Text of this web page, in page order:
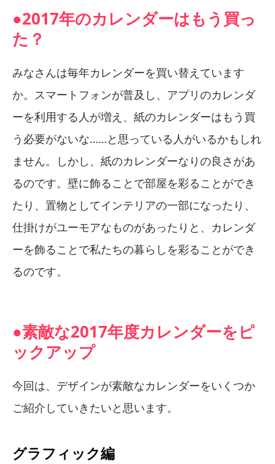
●2017年のカレンダーはもう買っ
た？
みなさんは毎年カレンダーを買い替えています
か。スマートフォンが普及し、アプリのカレンダ
ーを利用する人が増え、紙のカレンダーはもう買
う必要がないな……と思っている人がいるかもしれ
ません。しかし、紙のカレンダーなりの良さがあ
るのです。壁に飾ることで部屋を彩ることができ
たり、置物としてインテリアの一部になったり、
仕掛けがユーモアなものがあったりと、カレンダ
ーを飾ることで私たちの暮らしを彩ることができ
るのです。
●素敵な2017年度カレンダーをピ
ックアップ
今回は、デザインが素敵なカレンダーをいくつか
ご紹介していきたいと思います。
グラフィック編